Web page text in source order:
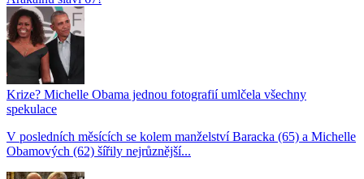
Krize? Michelle Obama jednou fotografií umlčela všechny
spekulace
V posledních měsících se kolem manželství Baracka (65) a Michelle
Obamových (62) šířily nejrůznější...